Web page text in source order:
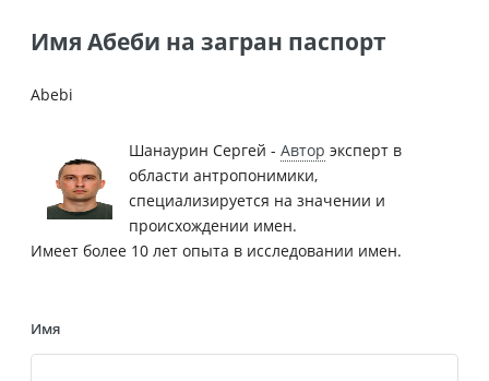
Имя Абеби на загран паспорт
Abebi
Шанаурин Сергей - Автор эксперт в
области антропонимики,
специализируется на значении и
происхождении имен.
Имеет более 10 лет опыта в исследовании имен.
Имя